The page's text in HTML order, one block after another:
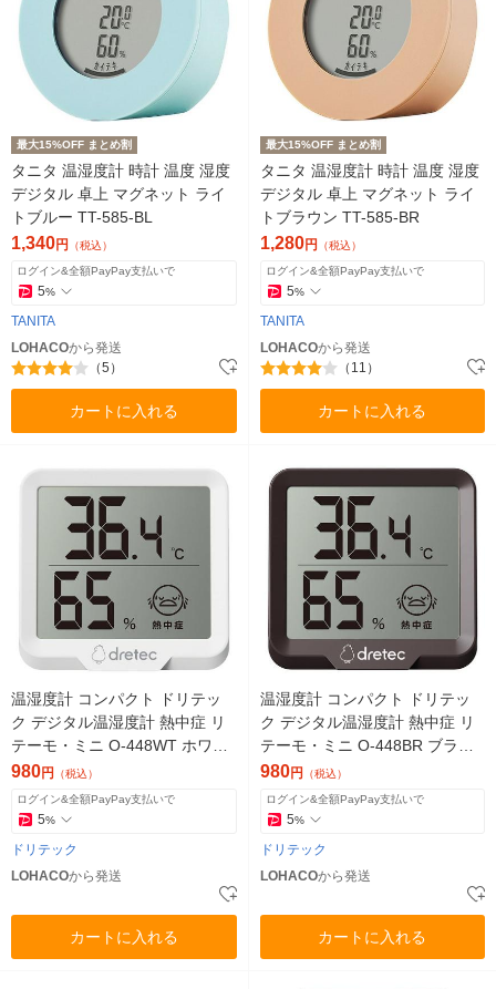
最大15%OFF まとめ割
タニタ 温湿度計 時計 温度 湿度
デジタル 卓上 マグネット ライ
トブルー TT-585-BL
1,340円 （税込）
ログイン&全額PayPay支払いで
5%
TANITA
LOHACOから発送
（5）
カートに入れる
最大15%OFF まとめ割
タニタ 温湿度計 時計 温度 湿度
デジタル 卓上 マグネット ライ
トブラウン TT-585-BR
1,280円 （税込）
ログイン&全額PayPay支払いで
5%
TANITA
LOHACOから発送
（11）
カートに入れる
温湿度計 コンパクト ドリテッ
ク デジタル温湿度計 熱中症 リ
テーモ・ミニ O-448WT ホワイ
ト 1個
980円 （税込）
ログイン&全額PayPay支払いで
5%
ドリテック
LOHACOから発送
カートに入れる
温湿度計 コンパクト ドリテッ
ク デジタル温湿度計 熱中症 リ
テーモ・ミニ O-448BR ブラウ
ン 1個
980円 （税込）
ログイン&全額PayPay支払いで
5%
ドリテック
LOHACOから発送
カートに入れる